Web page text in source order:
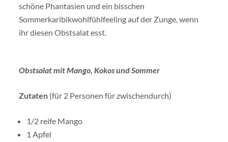
schöne Phantasien und ein bisschen
Sommerkaribikwohlfühlfeeling auf der Zunge, wenn
ihr diesen Obstsalat esst.
Obstsalat mit Mango, Kokos und Sommer
Zutaten (für 2 Personen für zwischendurch)
1/2 reife Mango
1 Apfel